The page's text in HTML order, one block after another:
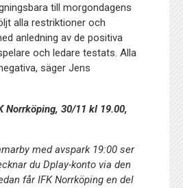
till morgondagens
alla restriktioner och
anledning av de positiva
och ledare testats. Alla
säger Jens
Norrköping, 30/11 kl 19.00,
med avspark 19:00 ser
du Dplay-konto via den
får IFK Norrköping en del